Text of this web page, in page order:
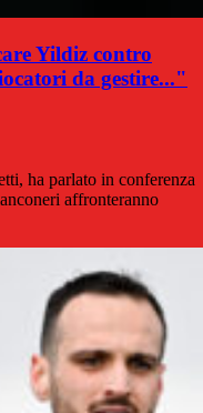
Yildiz contro
da gestire..."
ha parlato in conferenza
affronteranno